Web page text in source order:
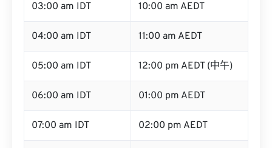
03:00 am IDT 10:00 am AEDT
04:00 am IDT 11:00 am AEDT
05:00 am IDT 12:00 pm AEDT (中午)
06:00 am IDT 01:00 pm AEDT
07:00 am IDT 02:00 pm AEDT